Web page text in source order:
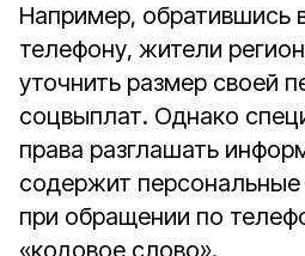
Например, обратившись
телефону, жители
уточнить размер своей
соцвыплат. Однако
права разглашать
содержит
при обращении по
«кодовое слово».